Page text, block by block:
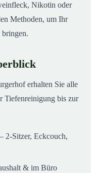
Nikotin oder
Methoden, um Ihr
erhalten Sie alle
Tiefenreinigung bis zur
2-Sitzer, Eckcouch,
& im Büro